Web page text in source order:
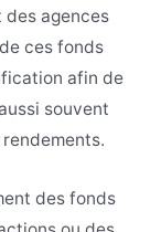
des agences
ces fonds
afin de
souvent
des fonds